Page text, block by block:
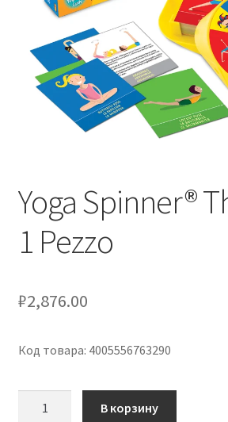
Оставить отзыв
Оформление заказа
Скидки
Yoga Spinner®
1 Pezzo
₽2,876.00
Код товара: 4005556763290
В корзину